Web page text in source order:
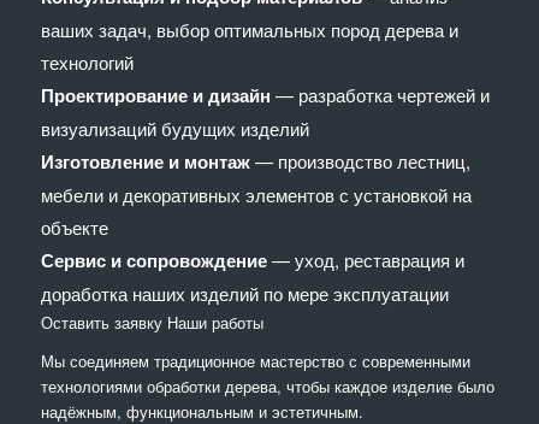
ваших задач, выбор оптимальных пород дерева и
технологий
Проектирование и дизайн — разработка чертежей и
визуализаций будущих изделий
Изготовление и монтаж— производство лестниц,
мебели и декоративных элементов с установкой на
объекте
Сервис и сопровождение— уход, реставрация и
доработка наших изделий по мере эксплуатации
Оставить заявку Наши работы
Мы соединяем традиционное мастерство с современными
технологиями обработки дерева, чтобы каждое изделие было
надёжным, функциональным и эстетичным.